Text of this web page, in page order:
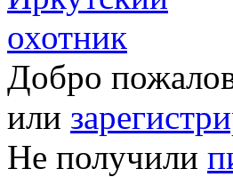
Добро
или
Не получили